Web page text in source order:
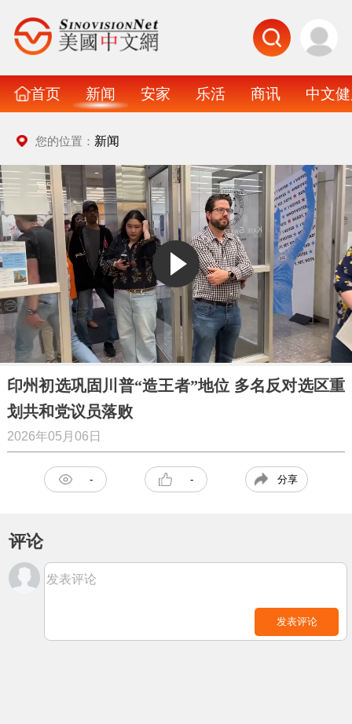
首页 新闻 安家 乐活 商讯 中文
您的位置： 新闻
印州初选巩固川普“造王者”地位 多名反对选区重
划共和党议员落败
2026年05月06日
- - 分享
评论
发表评论
发表评论